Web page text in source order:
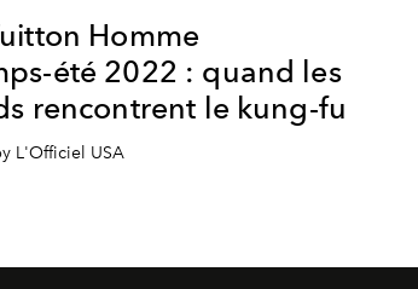
Homme
été 2022 : quand les
rencontrent le kung-fu
L'Officiel USA